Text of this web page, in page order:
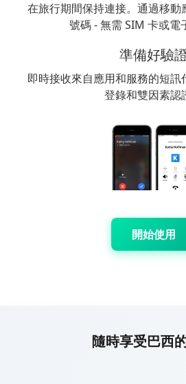
在旅行期間保持連接。通過移動
號碼 - 無需 SIM 卡或電
準備好驗
即時接收來自應用和服務的短訊
登錄和雙因素認
開始使用
隨時享受巴西